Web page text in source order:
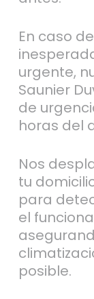
En caso
urgente,
Saunier
de
horas del
Nos
tu
para
el
posible.